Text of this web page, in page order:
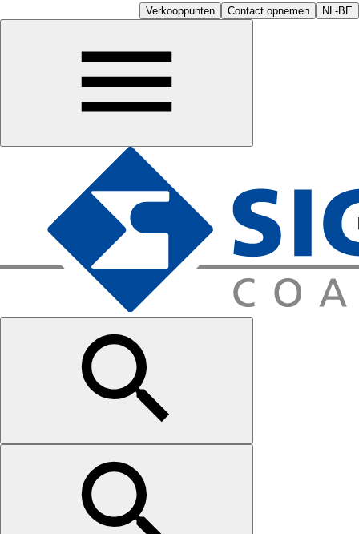
Verkooppunten Contact opnemen NL-BE